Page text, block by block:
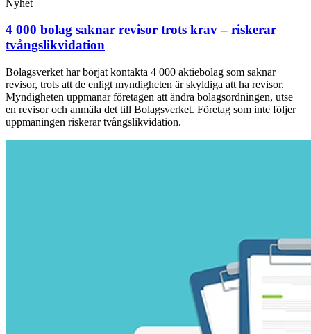
Nyhet
4 000 bolag saknar revisor trots krav – riskerar
tvångslikvidation
Bolagsverket har börjat kontakta 4 000 aktiebolag som saknar
revisor, trots att de enligt myndigheten är skyldiga att ha revisor.
Myndigheten uppmanar företagen att ändra bolagsordningen, utse
en revisor och anmäla det till Bolagsverket. Företag som inte följer
uppmaningen riskerar tvångslikvidation.